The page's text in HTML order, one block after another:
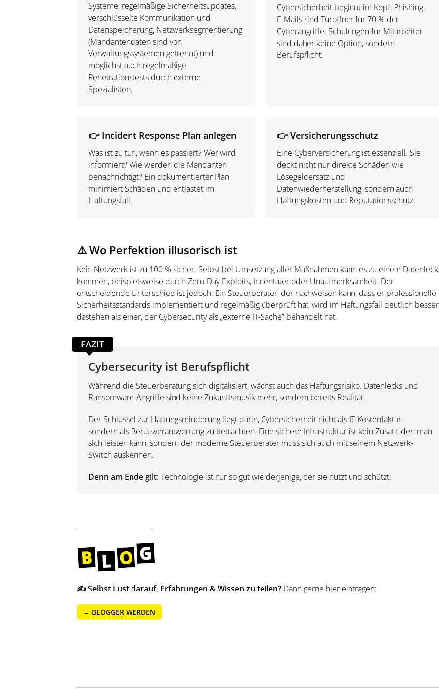
Systeme, regelmäßige Sicherheitsupdates,
verschlüsselte Kommunikation und
Datenspeicherung, Netzwerksegmentierung
(Mandantendaten sind von
Verwaltungssystemen getrennt) und
möglichst auch regelmäßige
Penetrationstests durch externe
Spezialisten.
Cybersicherheit beginnt im Kopf. Phishing-
E-Mails sind Türöffner für 70 % der
Cyberangriffe. Schulungen für Mitarbeiter
sind daher keine Option, sondern
Berufspflicht.
👉Incident Response Plan anlegen
Was ist zu tun, wenn es passiert? Wer wird
informiert? Wie werden die Mandanten
benachrichtigt? Ein dokumentierter Plan
minimiert Schäden und entlastet im
Haftungsfall.
👉 Versicherungsschutz
Eine Cyberversicherung ist essenziell. Sie
deckt nicht nur direkte Schäden wie
Lösegeldersatz und
Datenwiederherstellung, sondern auch
Haftungskosten und Reputationsschutz.
⚠️ Wo Perfektion illusorisch ist
Kein Netzwerk ist zu 100 % sicher. Selbst bei Umsetzung aller Maßnahmen kann es zu einem Datenleck
kommen, beispielsweise durch Zero-Day-Exploits, Innentäter oder Unaufmerksamkeit. Der
entscheidende Unterschied ist jedoch: Ein Steuerberater, der nachweisen kann, dass er professionelle
Sicherheitsstandards implementiert und regelmäßig überprüft hat, wird im Haftungsfall deutlich besser
dastehen als einer, der Cybersecurity als „externe IT-Sache” behandelt hat.
FAZIT
Cybersecurity ist Berufspflicht
Während die Steuerberatung sich digitalisiert, wächst auch das Haftungsrisiko. Datenlecks und
Ransomware-Angriffe sind keine Zukunftsmusik mehr, sondern bereits Realität.
Der Schlüssel zur Haftungsminderung liegt darin, Cybersicherheit nicht als IT-Kostenfaktor,
sondern als Berufsverantwortung zu betrachten. Eine sichere Infrastruktur ist kein Zusatz, den man
sich leisten kann, sondern der moderne Steuerberater muss sich auch mit seinem Netzwerk-
Switch auskennen.
Denn am Ende gilt:Technologie ist nur so gut wie derjenige, der sie nutzt und schützt.
✍️ Selbst Lust darauf, Erfahrungen & Wissen zu teilen?Dann gerne hier eintragen:
→ BLOGGER WERDEN